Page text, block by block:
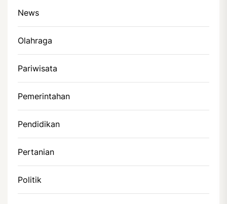
News
Olahraga
Pariwisata
Pemerintahan
Pendidikan
Pertanian
Politik